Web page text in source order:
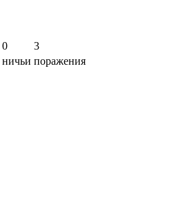
0
3
ничьи поражения